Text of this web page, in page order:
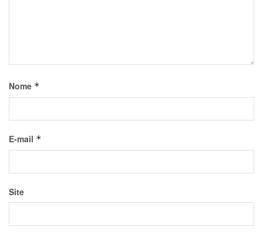
Nome *
E-mail *
Site